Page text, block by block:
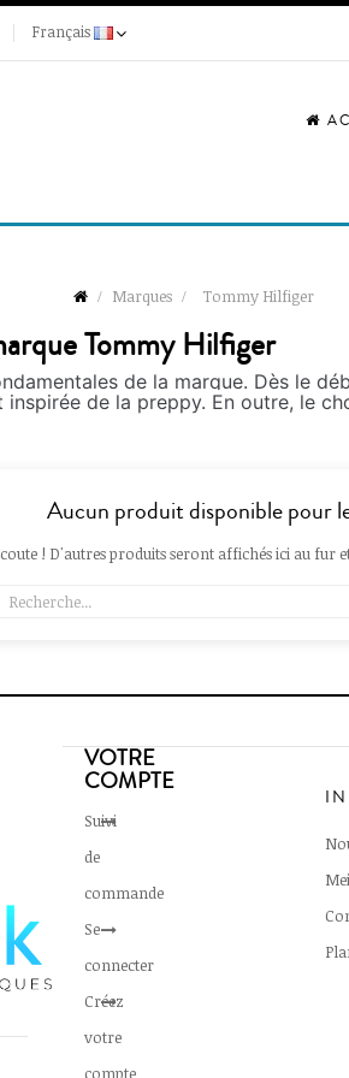
Français
Marques Tommy Hilfiger
Tommy Hilfiger
de la marque. Dès le
de la preppy. En outre, le
Aucun produit disponible pour
! D'autres produits seront affichés ici au fur
VOTRE
COMPTE
Suivi
de
commande
Se
connecter
Créez
votre
compte